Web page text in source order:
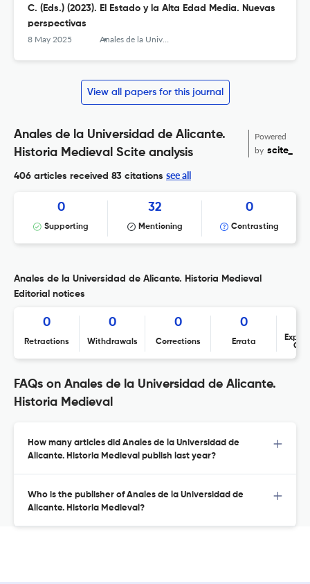
C. (Eds.) (2023). El Estado y la Alta Edad Media. Nuevas
perspectivas
8 May 2025 Anales de la Universidad de Alicante. Historia Medieval
View all papers for this journal
Anales de la Universidad de Alicante.
Historia Medieval Scite analysis
Powered
by scite_
406 articles received 83 citations see all
0
Supporting
32
Mentioning
0
Contrasting
Anales de la Universidad de Alicante. Historia Medieval
Editorial notices
0
Retractions
0
Withdrawals
0
Corrections
0
Errata
FAQs on Anales de la Universidad de Alicante.
Historia Medieval
How many articles did Anales de la Universidad de
Alicante. Historia Medieval publish last year?
Who is the publisher of Anales de la Universidad de
Alicante. Historia Medieval?